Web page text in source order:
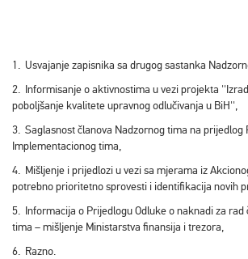
1. Usvajanje zapisnika sa drugog sastanka
2. Informisanje o aktivnostima u vezi projekta
poboljšanje kvalitete upravnog odlučivanja u BiH'',
3. Saglasnost članova Nadzornog tima na prijedlog
Implementacionog tima,
4. Mišljenje i prijedlozi u vezi sa mjerama iz
potrebno prioritetno sprovesti i identifikacija novih
5. Informacija o Prijedlogu Odluke o naknadi za rad
tima – mišljenje Ministarstva finansija i trezora,
6. Razno.